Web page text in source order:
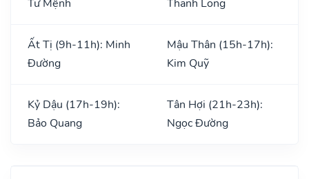
Tư Mệnh
Thanh Long
Ất Tị (9h-11h): Minh
Đường
Mậu Thân (15h-17h):
Kim Quỹ
Kỷ Dậu (17h-19h):
Bảo Quang
Tân Hợi (21h-23h):
Ngọc Đường